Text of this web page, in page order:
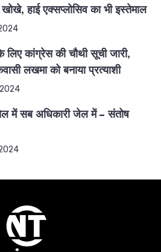
हाई एक्सप्लोसिव का भी इस्तेमाल
लिए कांग्रेस की चौथी सूची जारी,
लखमा को बनाया प्रत्याशी
में सब अधिकारी जेल में – संतोष